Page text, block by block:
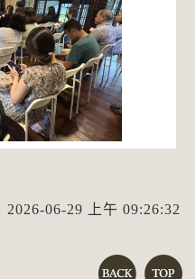
2026-06-29 上午 09:26:32